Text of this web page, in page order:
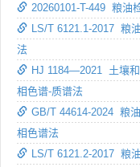
20260101-T-449 粮油
LS/T 6121.1-2017 粮
法
HJ 1184—2021 土壤
相色谱-质谱法
GB/T 44614-2024 粮
相色谱法
LS/T 6121.2-2017 粮